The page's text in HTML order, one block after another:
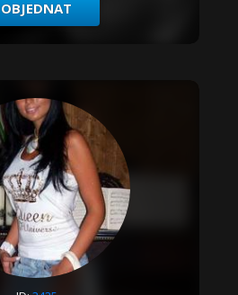
OBJEDNAT